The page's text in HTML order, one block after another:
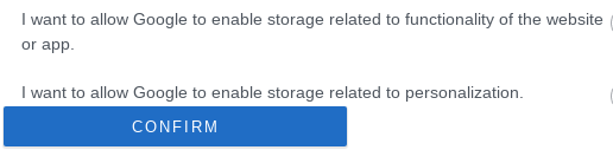
I want to allow Google to enable storage related to functionality of the website
or app.
I want to allow Google to enable storage related to personalization.
I want to allow Google to enable storage related to security, including
CONFIRM
Eine der schönsten Wanderrouten ist das Tal
Schönste Wanderwege im
Die Touristen können im Nationalpark Triglav
schönen Wanderwegen wählen. In diesem